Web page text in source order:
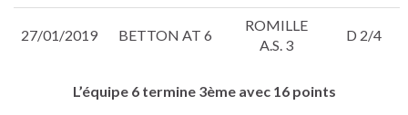
27/01/2019 BETTON AT 6
ROMILLE
A.S. 3
D 2/4
L’équipe 6 termine 3ème avec 16 points